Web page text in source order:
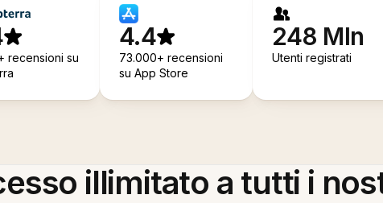
recensioni su
4.4
73.000+ recensioni
su App Store
248 Mln
Utenti registrati
illimitato a tutti i